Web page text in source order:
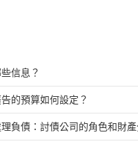
信息？
的預算如何設定？
負債：討債公司的角色和財